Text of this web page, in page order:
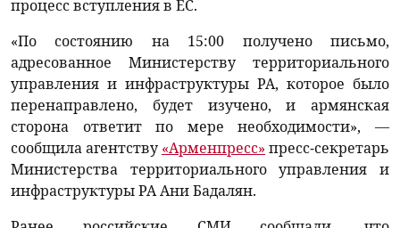
процесс вступления в ЕС.
«По состоянию на 15:00 получено письмо,
адресованное Министерству территориального
управления и инфраструктуры РА, которое было
перенаправлено, будет изучено, и армянская
сторона ответит по мере необходимости», —
сообщила агентству «Арменпресс» пресс-секретарь
Министерства территориального управления и
инфраструктуры РА Ани Бадалян.